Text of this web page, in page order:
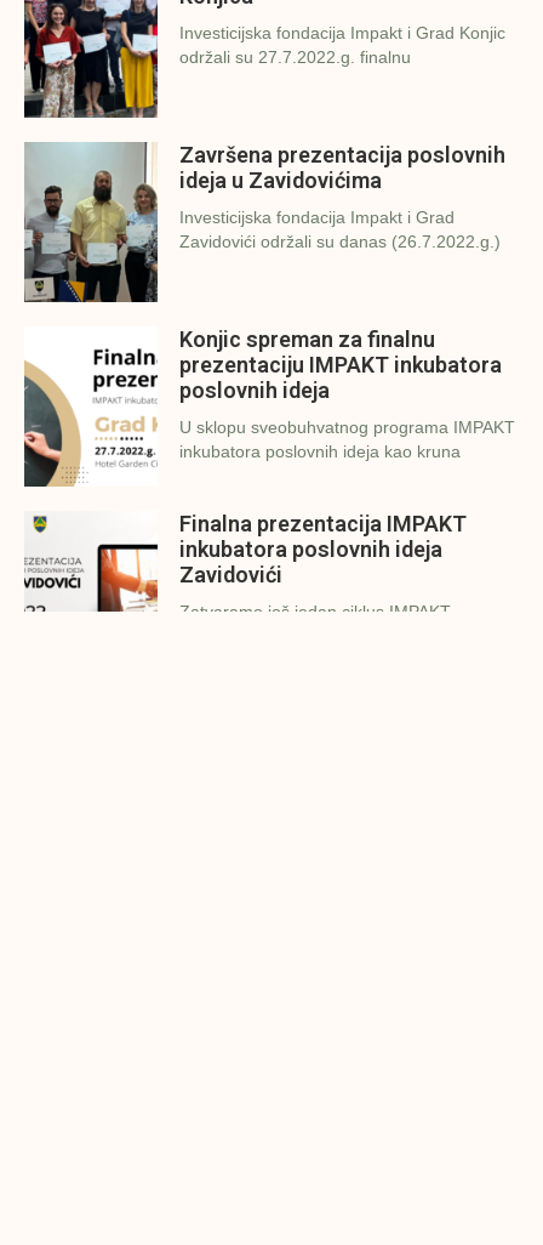
Investicijska fondacija Impakt i Grad Konjic
održali su 27.7.2022.g. finalnu
Završena prezentacija poslovnih
ideja u Zavidovićima
Investicijska fondacija Impakt i Grad
Zavidovići održali su danas (26.7.2022.g.)
Konjic spreman za finalnu
prezentaciju IMPAKT inkubatora
poslovnih ideja
U sklopu sveobuhvatnog programa IMPAKT
inkubatora poslovnih ideja kao kruna
Finalna prezentacija IMPAKT
inkubatora poslovnih ideja
Zavidovići
Zatvaramo još jedan ciklus IMPAKT